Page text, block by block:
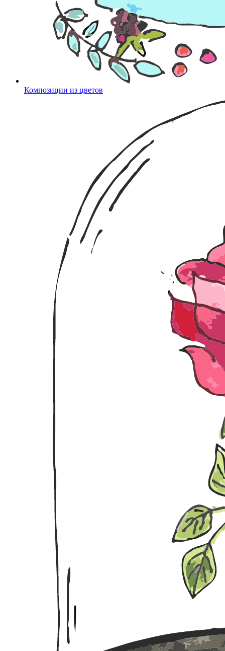
Композиции из цветов